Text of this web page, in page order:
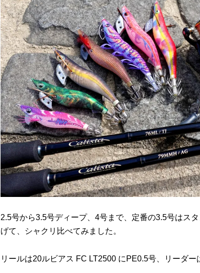
2.5号から3.5号ディープ、4号まで、定番の3.5号はス
げて、シャクリ比べてみました。
リールは20ルビアス FC LT2500 にPE0.5号、リーダー